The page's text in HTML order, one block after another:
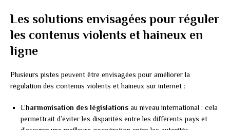
Les solutions envisagées pour réguler
les contenus violents et haineux en
ligne
Plusieurs pistes peuvent être envisagées pour améliorer la
régulation des contenus violents et haineux sur internet :
L’harmonisation des législations au niveau international : cela
permettrait d’éviter les disparités entre les différents pays et